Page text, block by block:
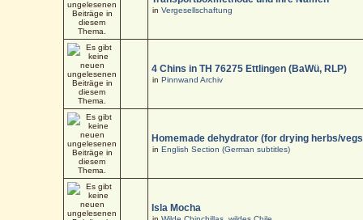
inVergesellschaftung
4 Chins in TH 76275 Ettlingen (BaWü, RLP)
inPinnwand Archiv
Homemade dehydrator (for drying herbs/
inEnglish Section (German subtitles)
Isla Mocha